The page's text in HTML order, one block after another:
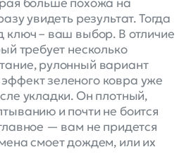
увидеть результат. Тогда
ключ – ваш выбор. В отличие
требует несколько
рулонный вариант
зеленого ковра уже
укладки. Он плотный,
и почти не боится
— вам не придется
смоет дождем, или их